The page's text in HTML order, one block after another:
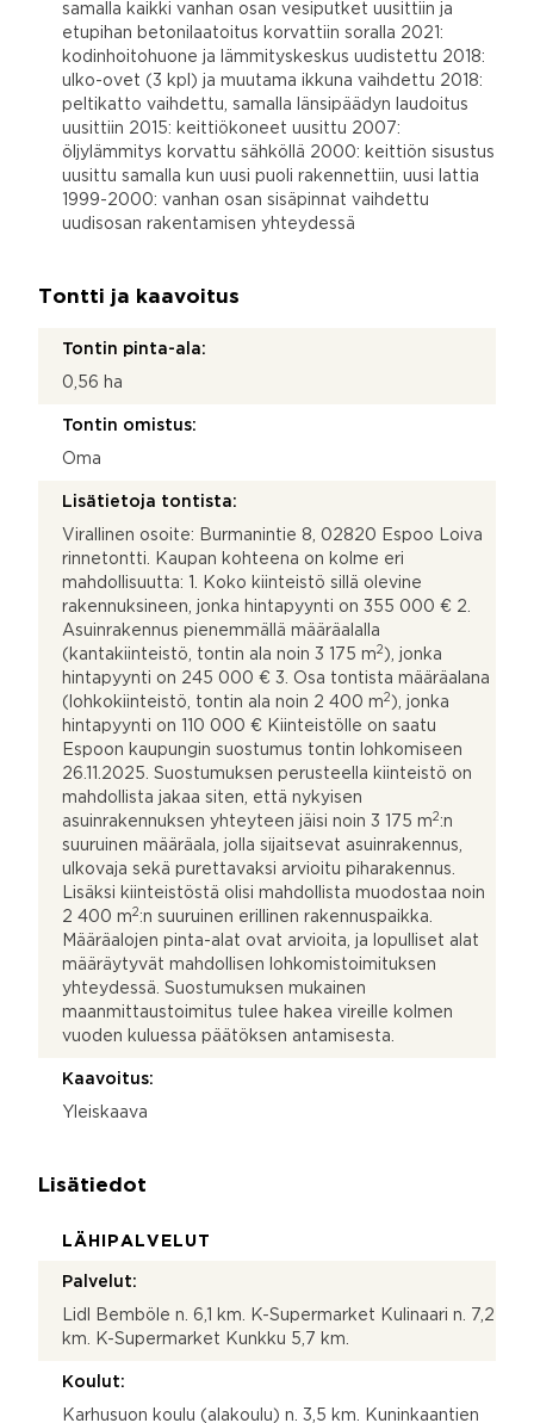
samalla kaikki vanhan osan vesiputket uusittiin ja
etupihan betonilaatoitus korvattiin soralla 2021:
kodinhoitohuone ja lämmityskeskus uudistettu 2018:
ulko-ovet (3 kpl) ja muutama ikkuna vaihdettu 2018:
peltikatto vaihdettu, samalla länsipäädyn laudoitus
uusittiin 2015: keittiökoneet uusittu 2007:
öljylämmitys korvattu sähköllä 2000: keittiön sisustus
uusittu samalla kun uusi puoli rakennettiin, uusi lattia
1999-2000: vanhan osan sisäpinnat vaihdettu
uudisosan rakentamisen yhteydessä
Tontti ja kaavoitus
Tontin pinta-ala:
0,56 ha
Tontin omistus:
Oma
Lisätietoja tontista:
Virallinen osoite: Burmanintie 8, 02820 Espoo Loiva
rinnetontti. Kaupan kohteena on kolme eri
mahdollisuutta: 1. Koko kiinteistö sillä olevine
rakennuksineen, jonka hintapyynti on 355 000 € 2.
Asuinrakennus pienemmällä määräalalla
(kantakiinteistö, tontin ala noin 3 175 m2 ), jonka
hintapyynti on 245 000 € 3. Osa tontista määräalana
(lohkokiinteistö, tontin ala noin 2 400 m2 ), jonka
hintapyynti on 110 000 € Kiinteistölle on saatu
Espoon kaupungin suostumus tontin lohkomiseen
26.11.2025. Suostumuksen perusteella kiinteistö on
mahdollista jakaa siten, että nykyisen
asuinrakennuksen yhteyteen jäisi noin 3 175 m2:n
suuruinen määräala, jolla sijaitsevat asuinrakennus,
ulkovaja sekä purettavaksi arvioitu piharakennus.
Lisäksi kiinteistöstä olisi mahdollista muodostaa noin
2 400 m2:n suuruinen erillinen rakennuspaikka.
Määräalojen pinta-alat ovat arvioita, ja lopulliset alat
määräytyvät mahdollisen lohkomistoimituksen
yhteydessä. Suostumuksen mukainen
maanmittaustoimitus tulee hakea vireille kolmen
vuoden kuluessa päätöksen antamisesta.
Kaavoitus:
Yleiskaava
Lisätiedot
LÄHIPALVELUT
Palvelut:
Lidl Bemböle n. 6,1 km. K-Supermarket Kulinaari n. 7,2
km. K-Supermarket Kunkku 5,7 km.
Koulut:
Karhusuon koulu (alakoulu) n. 3,5 km. Kuninkaantien